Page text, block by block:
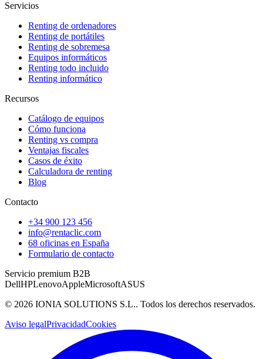
Servicios
Renting de ordenadores
Renting de portátiles
Renting de sobremesa
Equipos informáticos
Renting todo incluido
Renting informático
Recursos
Catálogo de equipos
Cómo funciona
Renting vs compra
Ventajas fiscales
Casos de éxito
Calculadora de renting
Blog
Contacto
+34 900 123 456
info@rentaclic.com
68 oficinas en España
Formulario de contacto
Servicio premium B2B
DellHPLenovoAppleMicrosoftASUS
© 2026 IONIA SOLUTIONS S.L.. Todos los derechos reservados.
Aviso legalPrivacidadCookies